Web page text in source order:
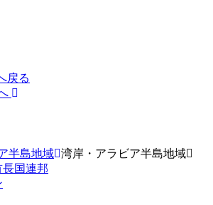
戻る
半島地域 湾岸・アラビア半島地域
長国連邦